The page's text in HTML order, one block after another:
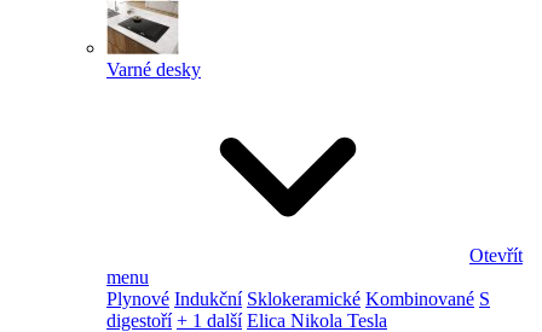
Varné desky
Otevřít
menu
Plynové Indukční Sklokeramické Kombinované S
digestoří + 1 další Elica Nikola Tesla